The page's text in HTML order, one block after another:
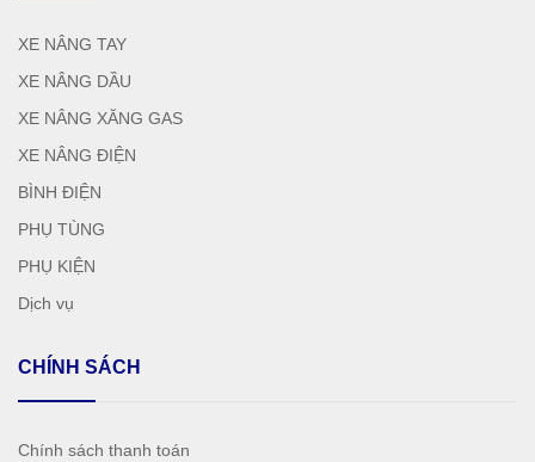
XE NÂNG TAY
XE NÂNG DẦU
XE NÂNG XĂNG GAS
XE NÂNG ĐIỆN
BÌNH ĐIỆN
PHỤ TÙNG
PHỤ KIỆN
Dịch vụ
CHÍNH SÁCH
Chính sách thanh toán